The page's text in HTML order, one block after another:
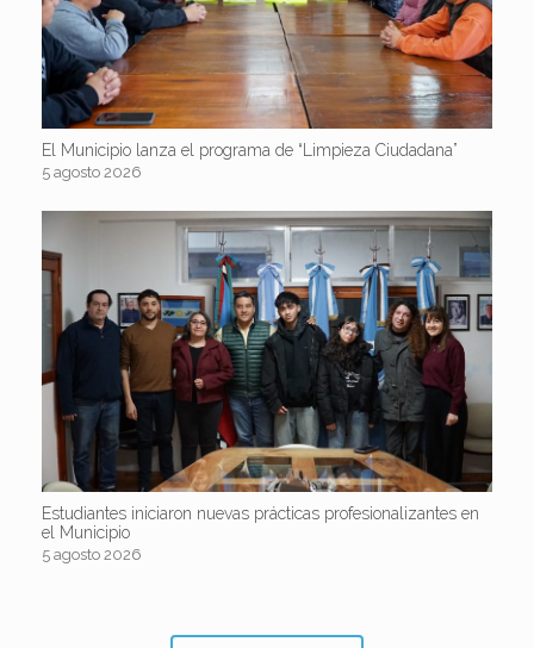
El Municipio lanza el programa de “Limpieza Ciudadana”
5 agosto 2026
Estudiantes iniciaron nuevas prácticas profesionalizantes en
el Municipio
5 agosto 2026